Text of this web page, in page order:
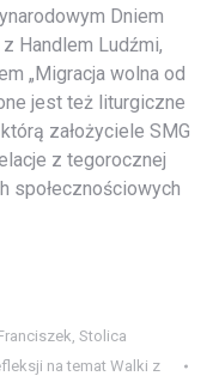
Dniem
Handlem Ludźmi,
„Migracja wolna od
jest też liturgiczne
założyciele SMG
z tegorocznej
społecznościowych
, Stolica
na temat Walki z